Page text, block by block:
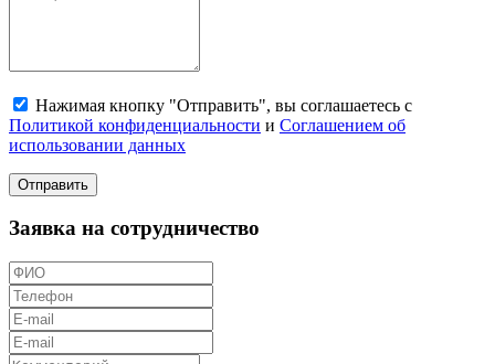
Нажимая кнопку "Отправить", вы соглашаетесь с
Политикой конфиденциальности и Соглашением об
использовании данных
Отправить
Заявка на сотрудничество